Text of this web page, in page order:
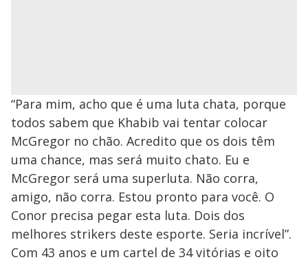
“Para mim, acho que é uma luta chata, porque
todos sabem que Khabib vai tentar colocar
McGregor no chão. Acredito que os dois têm
uma chance, mas será muito chato. Eu e
McGregor será uma superluta. Não corra,
amigo, não corra. Estou pronto para você. O
Conor precisa pegar esta luta. Dois dos
melhores strikers deste esporte. Seria incrível”.
Com 43 anos e um cartel de 34 vitórias e oito